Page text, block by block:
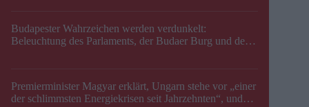
Budapester Wahrzeichen werden verdunkelt:
Beleuchtung des Parlaments, der Budaer Burg und der
Premierminister Magyar erklärt, Ungarn stehe vor „einer
der schlimmsten Energiekrisen seit Jahrzehnten“, und